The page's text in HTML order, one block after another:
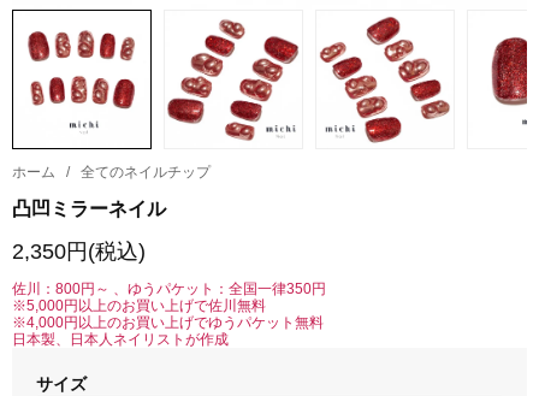
ホーム / 全てのネイルチップ
凸凹ミラーネイル
2,350円(税込)
佐川：800円～ 、ゆうパケット：全国一律350円
※5,000円以上のお買い上げで佐川無料
※4,000円以上のお買い上げでゆうパケット無料
日本製、日本人ネイリストが作成
サイズ